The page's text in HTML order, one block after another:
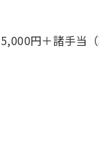
円＋諸手当